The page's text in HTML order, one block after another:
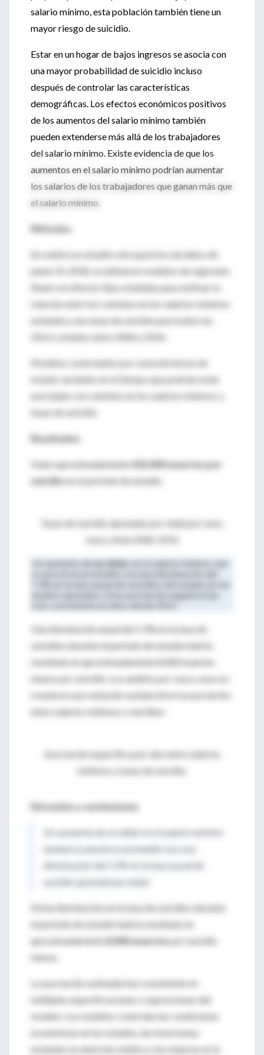
salario mínimo, esta población también tiene un
mayor riesgo de suicidio.
Estar en un hogar de bajos ingresos se asocia con
una mayor probabilidad de suicidio incluso
después de controlar las características
demográficas. Los efectos económicos positivos
de los aumentos del salario mínimo también
pueden extenderse más allá de los trabajadores
del salario mínimo. Existe evidencia de que los
aumentos en el salario mínimo podrían aumentar
los salarios de los trabajadores que ganan más que
el salario mínimo.
Métodos
Se realizó un estudio retrospectivo de datos de
panel. En 2018, se utilizaron modelos de regresión
lineal con efectos fijos estatales para estimar la
relación entre los cambios en los salarios mínimos
estatales y las tasas de suicidio para todos los
50U.S. estados entre 2006 y 2016.
Modelos controlados por características de
estado variables en el tiempo que podrían estar
asociadas con cambios en los salarios mínimos y
tasas de suicidio.
Resultados
Hubo aproximadamente432.000 muertes por
suicidioen el período de estudio.
Tasas de suicidio ajustadas por edad por sexo,
raza y etnia 2006-2016
Un aumento deun dólaren el salario mínimo real
1.9% en la tasa anual de suicidios del estado en los
Una disminución anual del 1.9% en la tasa de
suicidios durante el período de estudio habría
resultado en aproximadamente 8,000 muertes
menos por suicidio. Los análisis por raza y sexo no
revelaron una variación sustancial en la asociación
entre salarios mínimos y suicidios.
Asociación específica por año entre salarios
mínimos y tasas de suicidio.
Discusión y conclusiones
Un aumento de un dólar en el salario mínimo
estatal se asoció en promedio con una
disminución del 1.9% en la tasa anual de
suicidio ajustada por edad.
Dicha disminución en la tasa de suicidios durante
el período de estudio habría resultado en
aproximadamente8.000 muertespor suicidio
menos.
La asociación estimada fue consistente en
múltiples especificaciones y suposiciones del
modelo. Los modelos controlan las condiciones
económicas en los estados, las inversiones
estatales en atención médica y las mejoras en la